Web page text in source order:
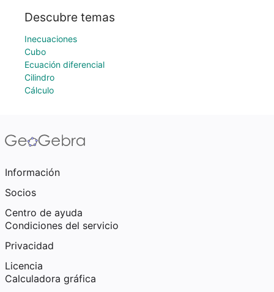
Descubre temas
Inecuaciones
Cubo
Ecuación diferencial
Cilindro
Cálculo
Información
Socios
Centro de ayuda
Condiciones del servicio
Privacidad
Licencia
Calculadora gráfica